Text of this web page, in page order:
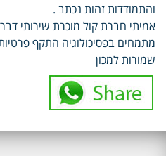
והתמודדות זהות נכתב .
אמיתי חברת קול מוכרת שירותי
מתמחים בפסיכולוגיה התקף
שמורות למכון